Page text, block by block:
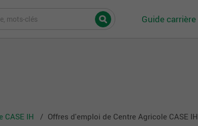
Guide carrière
CASE IH Offres d'emploi de Centre Agricole CASE IH